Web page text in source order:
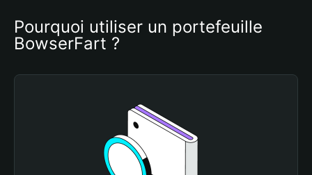
Pourquoi utiliser un portefeuille
BowserFart ?